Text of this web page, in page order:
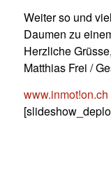
Weiter so und
Daumen zu
Herzliche Grüsse,
Matthias Frei /
www.inmot!on.ch